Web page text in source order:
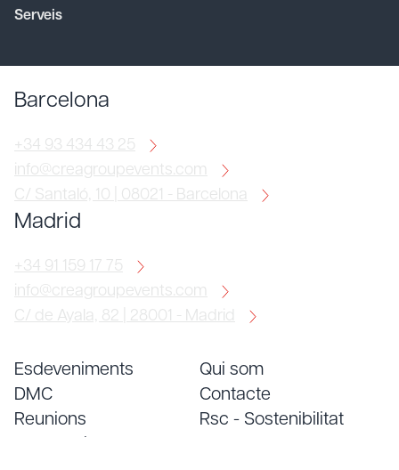
Serveis
Barcelona
+34 93 434 43 25
info@creagroupevents.com
C/ Santaló, 10 | 08021 - Barcelona
Madrid
+34 91 159 17 75
info@creagroupevents.com
C/ de Ayala, 82 | 28001 - Madrid
Esdeveniments
DMC
Reunions
Qui som
Contacte
Rsc - Sostenibilitat